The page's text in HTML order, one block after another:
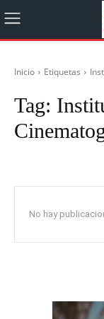
Inicio Etiquetas
Tag:
No hay